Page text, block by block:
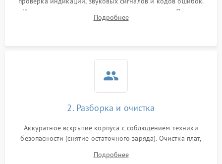
Измерение входного и выходного напряжения. Оценка
реакции ИБП на отключение основного питания без
Подробнее
2. Разборка и очистка
Аккуратное вскрытие корпуса с соблюдением техники
безопасности (снятие остаточного заряда). Очистка плат,
и кистей для предотвращения перегрева и замыканий.
Подробнее